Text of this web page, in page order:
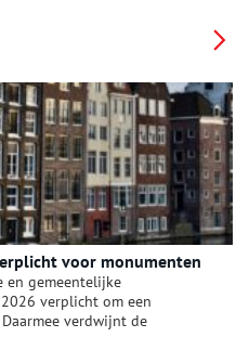
voor monumenten
en gemeentelijke
verplicht om een
verdwijnt de